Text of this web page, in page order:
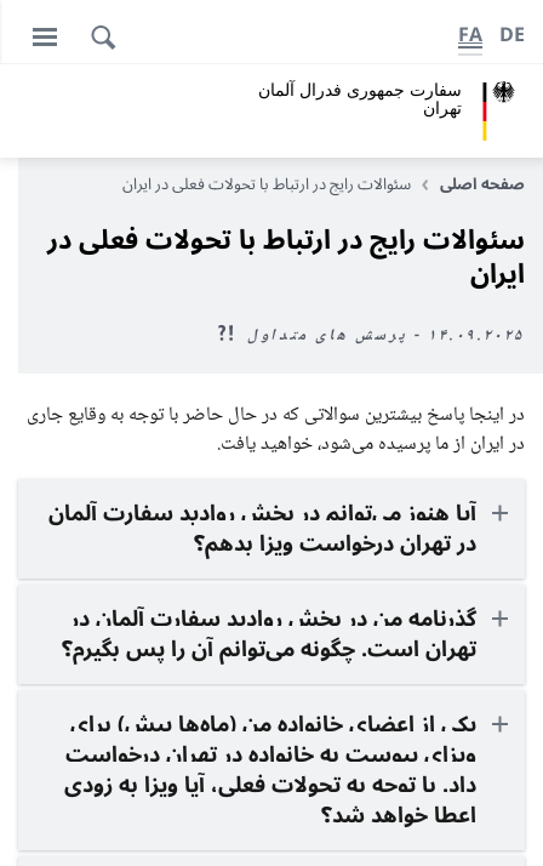
سفارت جمهوری فدرال آلمان
تهران
DE
FA
صفحه اصلی سئوالات رایج در ارتباط با تحولات فعلی در ایران
سئوالات رایج در ارتباط با تحولات فعلی در
ایران
۱۴.۰۹.۲۰۲۵ - پرسش های متداول
در اینجا پاسخ بیشترین سوالاتی که در حال حاضر با توجه به وقایع جاری
در ایران از ما پرسیده می‌شود، خواهید یافت.
آیا هنوز می‌توانم در بخش روادید سفارت آلمان
در تهران درخواست ویزا بدهم؟
گذرنامه من در بخش روادید سفارت آلمان در
تهران است. چگونه می‌توانم آن را پس بگیرم؟
یکی از اعضای خانواده من (ماه‌ها پیش) برای
ویزای پیوست به خانواده در تهران درخواست
داد. با توجه به تحولات فعلی، آیا ویزا به زودی
اعطا خواهد شد؟